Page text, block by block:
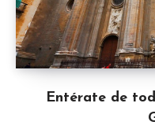
Entérate de